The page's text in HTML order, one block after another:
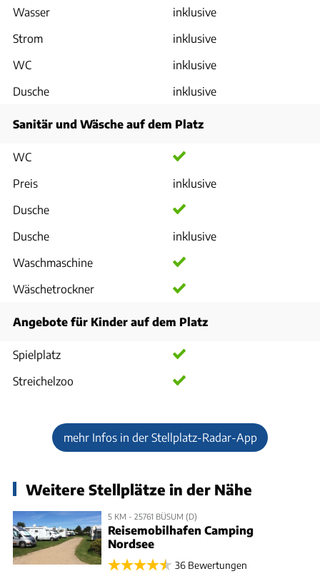
Wasser
inklusive
Strom
inklusive
WC
inklusive
Dusche
inklusive
Sanitär und Wäsche auf dem Platz
WC
Preis
inklusive
Dusche
Dusche
inklusive
Waschmaschine
Wäschetrockner
Angebote für Kinder auf dem Platz
Spielplatz
Streichelzoo
mehr Infos in der Stellplatz-Radar-App
Weitere Stellplätze in der Nähe
5 KM - 25761 BÜSUM (D)
Reisemobilhafen Camping
Nordsee
36 Bewertungen